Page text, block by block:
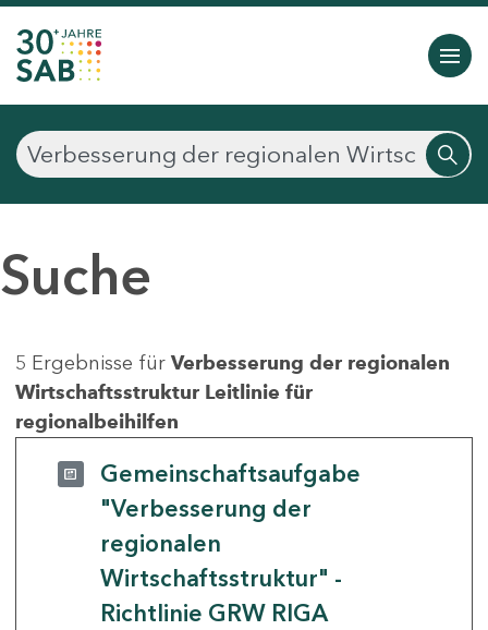
Suche
5 Ergebnisse für Verbesserung der regionalen
Wirtschaftsstruktur Leitlinie für
regionalbeihilfen
Gemeinschaftsaufgabe
"Verbesserung der
regionalen
Wirtschaftsstruktur" -
Richtlinie GRW RIGA